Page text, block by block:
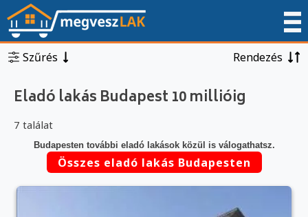
Szűrés Rendezés
Eladó lakás Budapest 10 millióig
7 találat
Budapesten további eladó lakások közül is válogathatsz.
Összes eladó lakás Budapesten